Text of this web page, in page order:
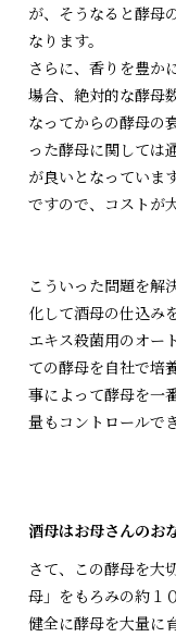
が、そうなると酵母
なります。
さらに、香りを豊か
場合、絶対的な酵母
なってからの酵母の
った酵母に関しては
が良いとなっていま
ですので、コストが
こういった問題を解
化して酒母の仕込み
エキス殺菌用のオー
ての酵母を自社で培
事によって酵母を一
量もコントロールで
酒母はお母さんのお
さて、この酵母を大
母」をもろみの約１
健全に酵母を大量に